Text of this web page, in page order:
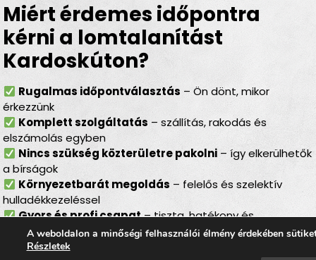
Miért érdemes időpontra
kérni a lomtalanítást
Kardoskúton?
Rugalmas időpontválasztás – Ön dönt, mikor
érkezzünk
Komplett szolgáltatás – szállítás, rakodás és
elszámolás egyben
Nincs szükség közterületre pakolni– így elkerülhetők
a bírságok
Környezetbarát megoldás – felelős és szelektív
hulladékkezeléssel
Gyors és profi csapat– tiszta, hatékony és
gördülékeny munkavégzés
A weboldalon a minőségi felhasználói élmény érdekében
Részletek